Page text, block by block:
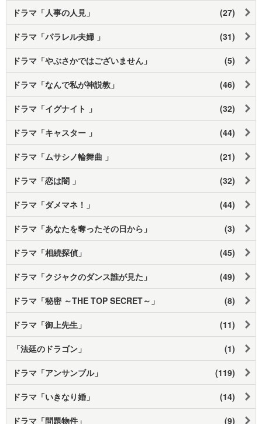
ドラマ「人事の人見」 (27)
ドラマ「パラレル夫婦 」 (31)
ドラマ「やぶさかではございません」 (5)
ドラマ「なんで私が神説教」 (46)
ドラマ「イグナイト 」 (32)
ドラマ「キャスター 」 (44)
ドラマ「ムサシノ輪舞曲 」 (21)
ドラマ「恋は闇 」 (32)
ドラマ「ダメマネ！」 (44)
ドラマ「あなたを奪ったその日から」 (3)
ドラマ「相続探偵」 (45)
ドラマ「クジャクのダンス誰が見た」 (49)
ドラマ「秘密 ～THE TOP SECRET～」 (8)
ドラマ「御上先生」 (11)
「法廷のドラゴン」 (1)
ドラマ「アンサンブル」 (119)
ドラマ「いきなり婚」 (14)
ドラマ「問題物件」 (9)